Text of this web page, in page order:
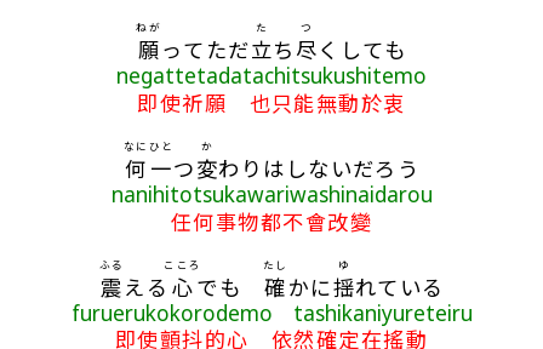
願
ねが
ってただ立
た
ち 尽
つ
くしても
negattetadatachitsukushitemo
即使祈願 也只能無動於衷
何
なに
一
ひと
つ変
か
わりはしないだろう
nanihitotsukawariwashinaidarou
任何事物都不會改變
震
ふる
える 心
こころ
でも 確
たし
かに揺
ゆ
れている
furuerukokorodemo tashikaniyureteiru
即使顫抖的心 依然確定在搖動